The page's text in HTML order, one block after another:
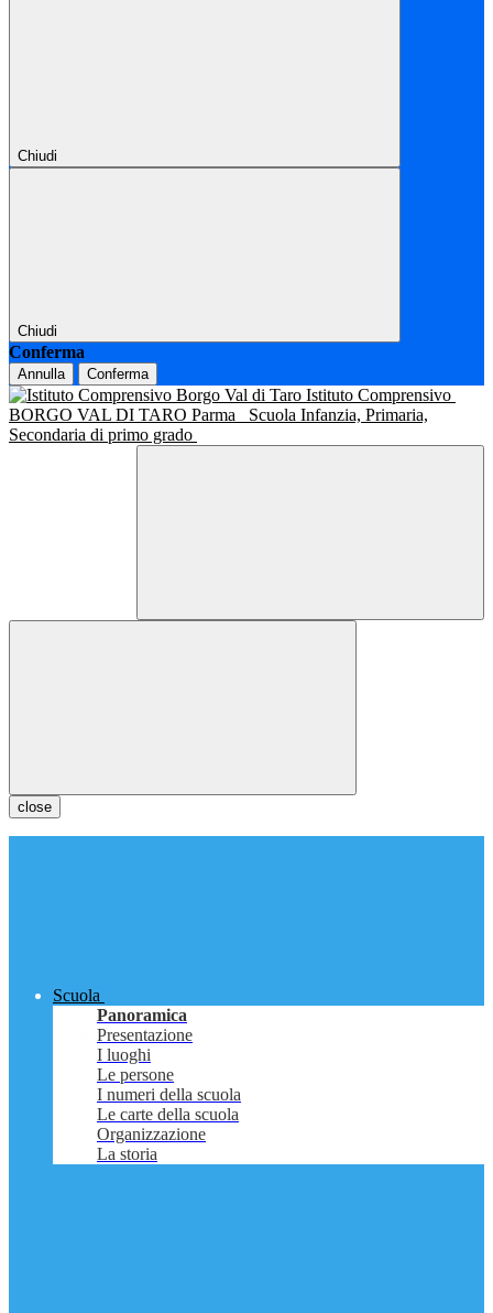
Chiudi
Chiudi
Conferma
Annulla Conferma
Istituto Comprensivo
BORGO VAL DI TARO Parma
Scuola Infanzia, Primaria,
Secondaria di primo grado
close
Scuola
Panoramica
Presentazione
I luoghi
Le persone
I numeri della scuola
Le carte della scuola
Organizzazione
La storia